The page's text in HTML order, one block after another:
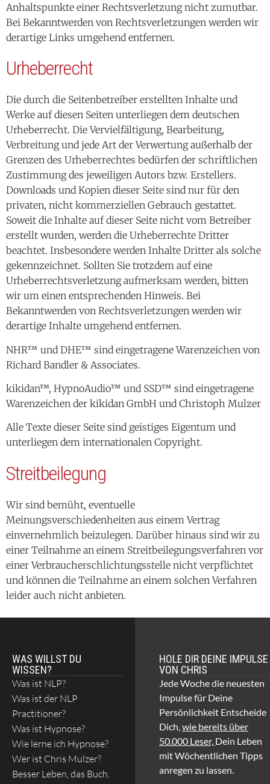
Anhaltspunkte einer Rechtsverletzung nicht zumutbar.
Bei Bekanntwerden von Rechtsverletzungen werden wir
derartige Links umgehend entfernen.
Urheberrecht
Die durch die Seitenbetreiber erstellten Inhalte und
Werke auf diesen Seiten unterliegen dem deutschen
Urheberrecht. Die Vervielfältigung, Bearbeitung,
Verbreitung und jede Art der Verwertung außerhalb der
Grenzen des Urheberrechtes bedürfen der schriftlichen
Zustimmung des jeweiligen Autors bzw. Erstellers.
Downloads und Kopien dieser Seite sind nur für den
privaten, nicht kommerziellen Gebrauch gestattet.
Soweit die Inhalte auf dieser Seite nicht vom Betreiber
erstellt wurden, werden die Urheberrechte Dritter
beachtet. Insbesondere werden Inhalte Dritter als solche
gekennzeichnet. Sollten Sie trotzdem auf eine
Urheberrechtsverletzung aufmerksam werden, bitten
wir um einen entsprechenden Hinweis. Bei
Bekanntwerden von Rechtsverletzungen werden wir
derartige Inhalte umgehend entfernen.
NHR™ und DHE™ sind eingetragene Warenzeichen von
Richard Bandler & Associates.
kikidan™, HypnoAudio™ und SSD™ sind eingetragene
Warenzeichen der kikidan GmbH und Christoph Mulzer
Alle Texte dieser Seite sind geistiges Eigentum und
unterliegen dem internationalen Copyright.
Streitbeilegung
Wir sind bemüht, eventuelle
Meinungsverschiedenheiten aus einem Vertrag
einvernehmlich beizulegen. Darüber hinaus sind wir zu
einer Teilnahme an einem Streitbeilegungsverfahren vor
einer Verbraucherschlichtungsstelle nicht verpflichtet
und können die Teilnahme an einem solchen Verfahren
leider auch nicht anbieten.
WAS WILLST DU
WISSEN?
Was ist NLP?
Was ist der NLP
Practitioner?
Was ist Hypnose?
Wie lerne ich Hypnose?
Wer ist Chris Mulzer?
Besser Leben, das Buch.
HOLE DIR DEINE IMPULSE
VON CHRIS
Jede Woche die neuesten
Impulse für Deine
Persönlichkeit Entscheide
Dich,wie bereits über
50.000 Leser, Dein Leben
mit Wöchentlichen Tipps
anregen zu lassen.